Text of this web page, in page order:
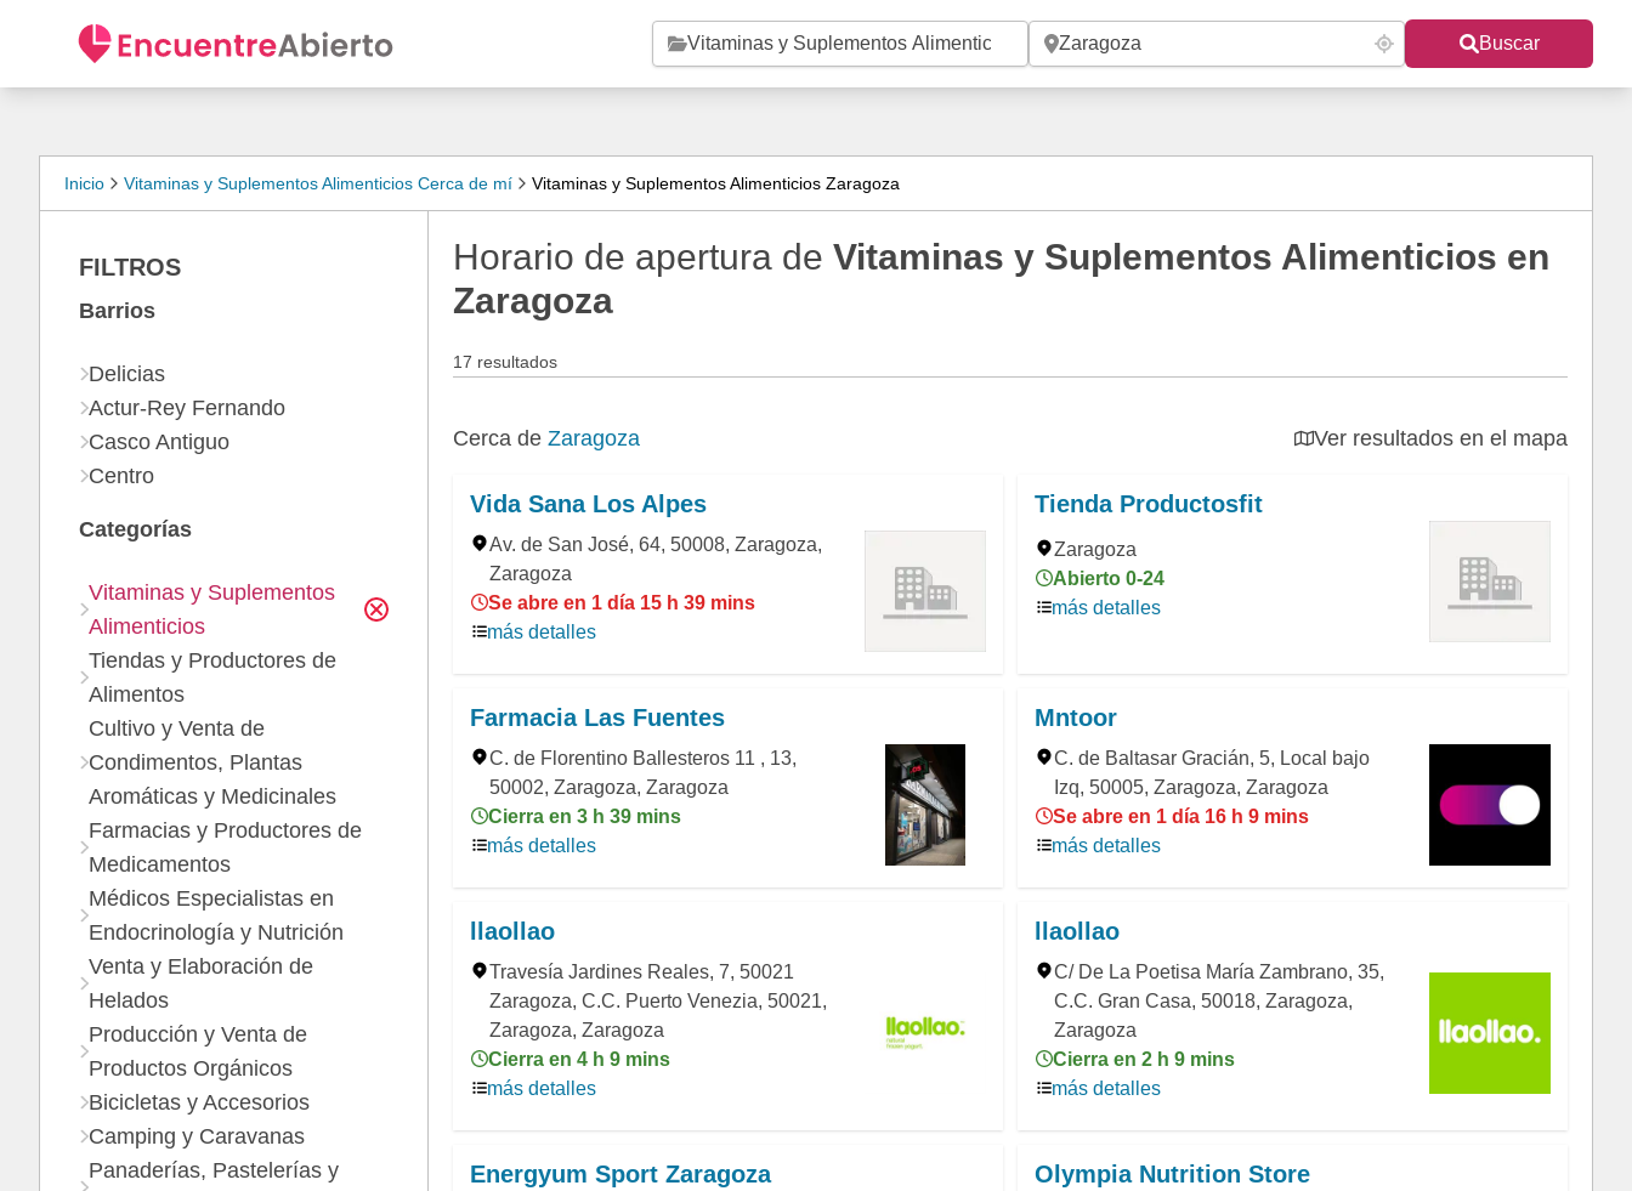
Buscar
Inicio Vitaminas y Suplementos Alimenticios Cerca de mí Vitaminas y Suplementos Alimenticios Zaragoza
Horario de apertura de Vitaminas y Suplementos Alimenticios en
Zaragoza
17 resultados
Cerca de Zaragoza Ver resultados en el mapa
Vida Sana Los Alpes
Av. de San José, 64, 50008, Zaragoza,
Zaragoza
Se abre en 1 día 15 h 39 mins
más detalles
Tienda Productosfit
Zaragoza
Abierto 0-24
más detalles
Farmacia Las Fuentes
C. de Florentino Ballesteros 11 , 13,
50002, Zaragoza, Zaragoza
Cierra en 3 h 39 mins
más detalles
Mntoor
C. de Baltasar Gracián, 5, Local bajo
Izq, 50005, Zaragoza, Zaragoza
Se abre en 1 día 16 h 9 mins
más detalles
llaollao
Travesía Jardines Reales, 7, 50021
Zaragoza, C.C. Puerto Venezia, 50021,
Zaragoza, Zaragoza
Cierra en 4 h 9 mins
más detalles
llaollao
C/ De La Poetisa María Zambrano, 35,
C.C. Gran Casa, 50018, Zaragoza,
Zaragoza
Cierra en 2 h 9 mins
más detalles
Energyum Sport Zaragoza Olympia Nutrition Store
FILTROS
Barrios
Delicias
Actur-Rey Fernando
Casco Antiguo
Centro
Categorías
Vitaminas y Suplementos
Alimenticios
Tiendas y Productores de
Alimentos
Cultivo y Venta de
Condimentos, Plantas
Aromáticas y Medicinales
Farmacias y Productores de
Medicamentos
Médicos Especialistas en
Endocrinología y Nutrición
Venta y Elaboración de
Helados
Producción y Venta de
Productos Orgánicos
Bicicletas y Accesorios
Camping y Caravanas
Panaderías, Pastelerías y